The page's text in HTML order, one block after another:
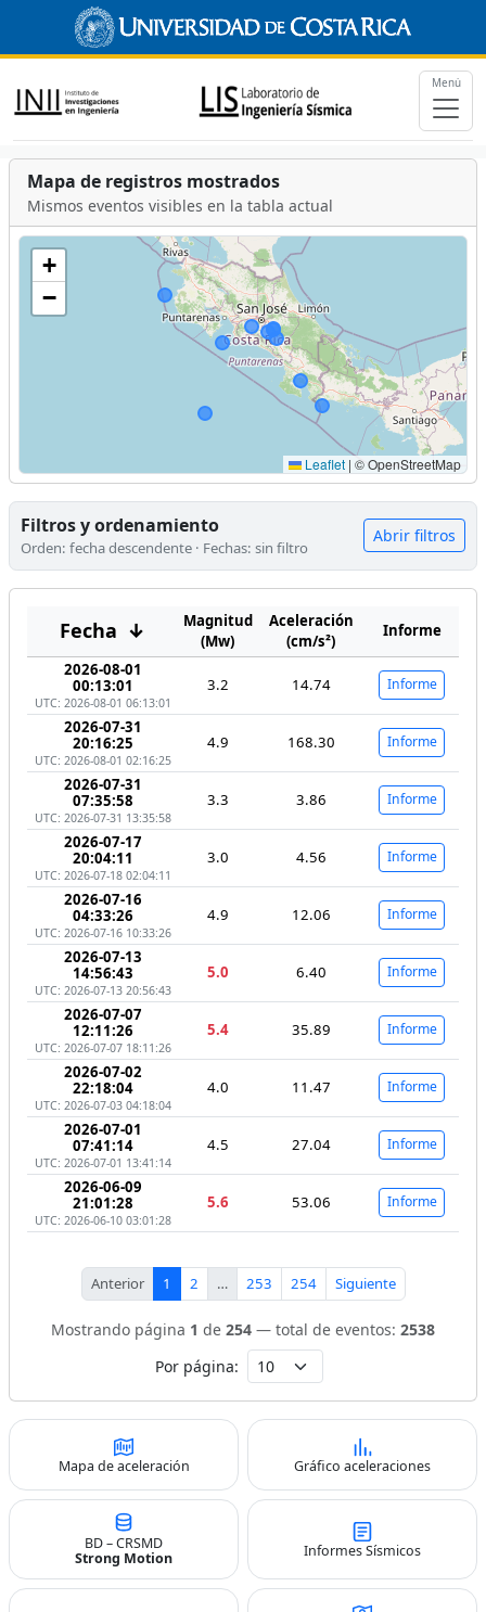
Menú
Mapa de registros mostrados
Mismos eventos visibles en la tabla actual
+
−
Leaflet | © OpenStreetMap
Filtros y ordenamiento
Orden: fecha descendente · Fechas: sin filtro
Abrir filtros
Fecha ↓
Magnitud
(Mw)
Aceleración
(cm/s²)
Informe
2026-08-01
00:13:01
UTC: 2026-08-01 06:13:01
3.2 14.74 Informe
2026-07-31
20:16:25
UTC: 2026-08-01 02:16:25
4.9 168.30 Informe
2026-07-31
07:35:58
UTC: 2026-07-31 13:35:58
3.3 3.86 Informe
2026-07-17
20:04:11
UTC: 2026-07-18 02:04:11
3.0 4.56 Informe
2026-07-16
04:33:26
UTC: 2026-07-16 10:33:26
4.9 12.06 Informe
2026-07-13
14:56:43
UTC: 2026-07-13 20:56:43
5.0 6.40 Informe
2026-07-07
12:11:26
UTC: 2026-07-07 18:11:26
5.4 35.89 Informe
2026-07-02
22:18:04
UTC: 2026-07-03 04:18:04
4.0 11.47 Informe
2026-07-01
07:41:14
UTC: 2026-07-01 13:41:14
4.5 27.04 Informe
2026-06-09
21:01:28
UTC: 2026-06-10 03:01:28
5.6 53.06 Informe
Anterior 1 2 … 253 254 Siguiente
Mostrando página 1 de 254 — total de eventos: 2538
Por página:
Mapa de aceleración Gráfico aceleraciones
BD – CRSMD
Strong Motion
Informes Sísmicos